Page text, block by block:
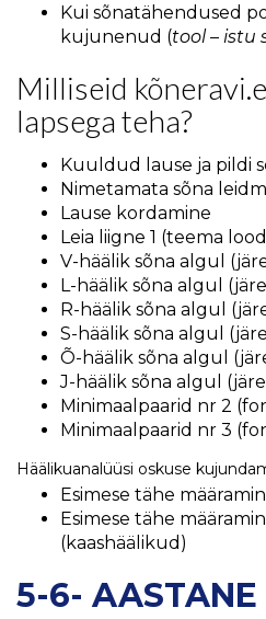
Kui sõnatähendused
kujunenud (tool– istu
Milliseid
lapsega teha?
Kuuldud lause ja pildi
Nimetamata sõna
Lause kordamine
Leia liigne 1 (teema
V-häälik sõna algul
L-häälik sõna algul
R-häälik sõna algul
S-häälik sõna algul
Õ-häälik sõna algul
J-häälik sõna algul
Minimaalpaarid nr 2
Minimaalpaarid nr 3
Häälikuanalüüsi oskuse
Esimese tähe
Esimese tähe
(kaashäälikud)
5-6- AASTANE